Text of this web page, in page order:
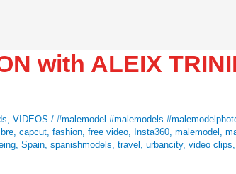
with ALEIX
, VIDEOS / #malemodel #malemodels
, capcut, fashion, free video, Insta360, malemodel ,
, Spain, spanishmodels, travel , urbancity, video clips,